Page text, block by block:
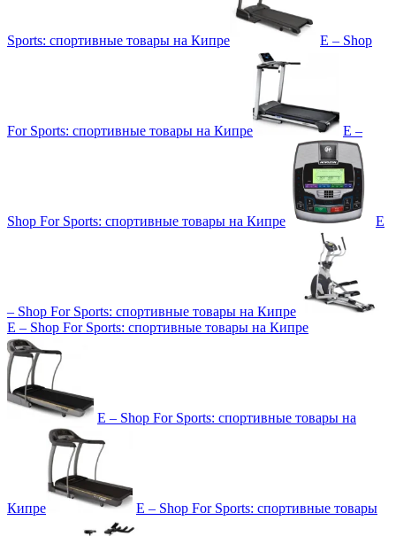
Sports: спортивные товары на Кипре E – Shop
For Sports: спортивные товары на Кипре E –
Shop For Sports: спортивные товары на Кипре E
– Shop For Sports: спортивные товары на Кипре
E – Shop For Sports: спортивные товары на Кипре
E – Shop For Sports: спортивные товары на
Кипре E – Shop For Sports: спортивные товары